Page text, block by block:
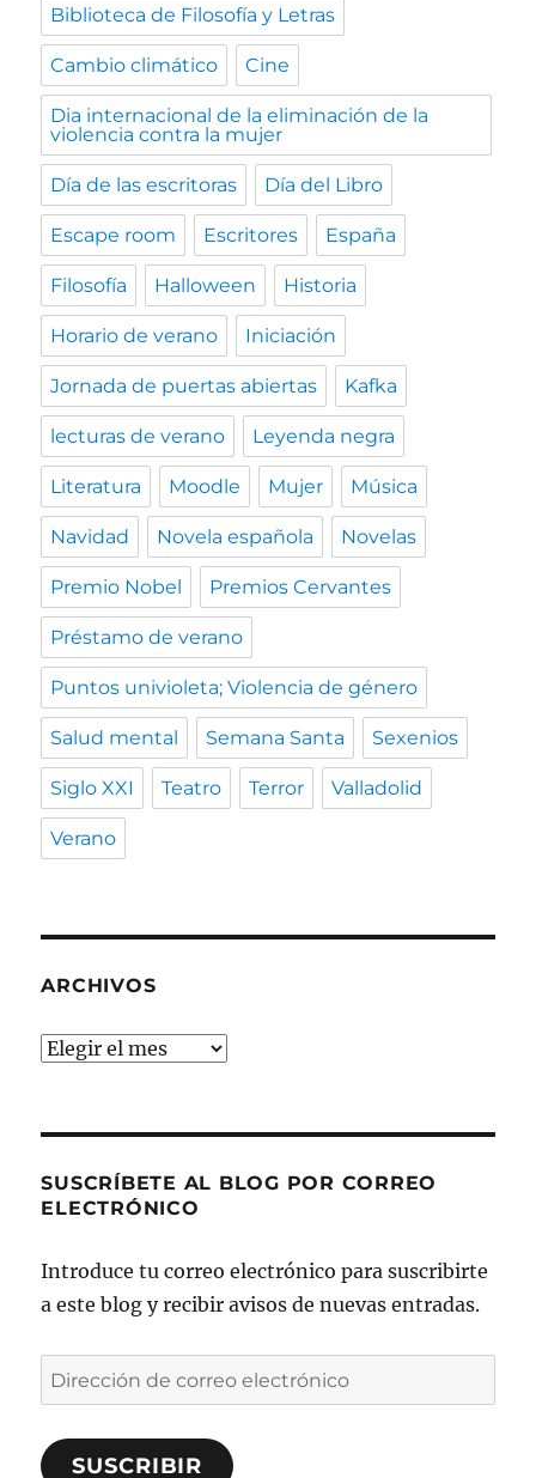
Biblioteca de Filosofía y Letras
Cambio climático Cine
Dia internacional de la eliminación de la
violencia contra la mujer
Día de las escritoras Día del Libro
Escape room Escritores España
Filosofía Halloween Historia
Horario de verano Iniciación
Jornada de puertas abiertas Kafka
lecturas de verano Leyenda negra
Literatura Moodle Mujer Música
Navidad Novela española Novelas
Premio Nobel Premios Cervantes
Préstamo de verano
Puntos univioleta; Violencia de género
Salud mental Semana Santa Sexenios
Siglo XXI Teatro Terror Valladolid
Verano
ARCHIVOS
Archivos
SUSCRÍBETE AL BLOG POR CORREO
ELECTRÓNICO
Introduce tu correo electrónico para suscribirte
a este blog y recibir avisos de nuevas entradas.
Dirección
de
correo
electrónico
SUSCRIBIR